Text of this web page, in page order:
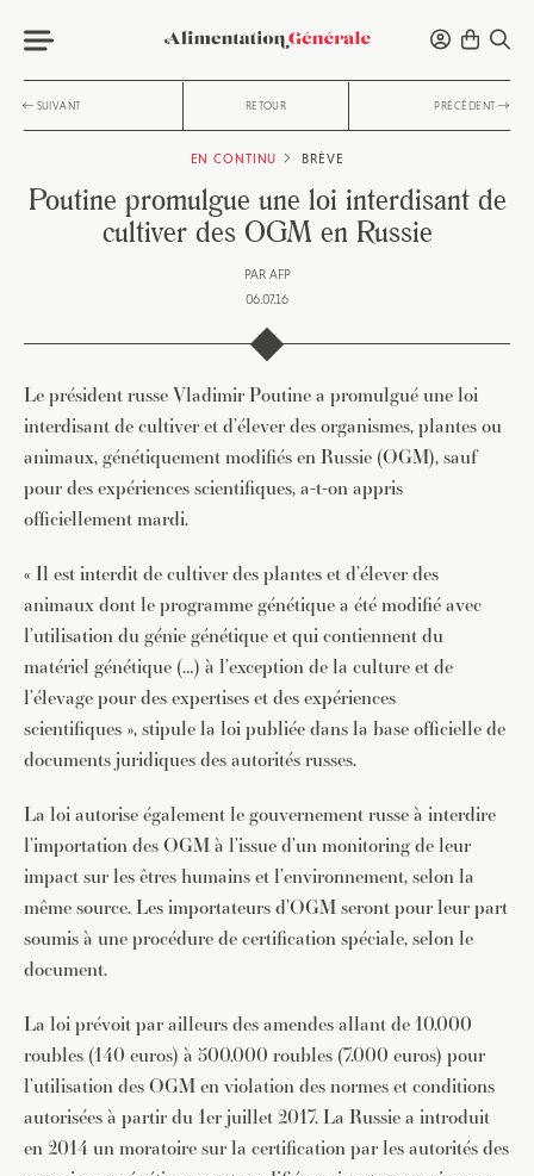
SUIVANT RETOUR PRÉCÉDENT
EN CONTINU BRÈVE
Poutine promulgue une loi interdisant de
cultiver des OGM en Russie
PAR AFP
06.07.16
Le président russe Vladimir Poutine a promulgué une loi
interdisant de cultiver et d’élever des organismes, plantes ou
animaux, génétiquement modifiés en Russie (OGM), sauf
pour des expériences scientifiques, a-t-on appris
officiellement mardi.
« Il est interdit de cultiver des plantes et d’élever des
animaux dont le programme génétique a été modifié avec
l’utilisation du génie génétique et qui contiennent du
matériel génétique (…) à l’exception de la culture et de
l’élevage pour des expertises et des expériences
scientifiques », stipule la loi publiée dans la base officielle de
documents juridiques des autorités russes.
La loi autorise également le gouvernement russe à interdire
l’importation des OGM à l’issue d’un monitoring de leur
impact sur les êtres humains et l’environnement, selon la
même source. Les importateurs d’OGM seront pour leur part
soumis à une procédure de certification spéciale, selon le
document.
La loi prévoit par ailleurs des amendes allant de 10.000
roubles (140 euros) à 500.000 roubles (7.000 euros) pour
l’utilisation des OGM en violation des normes et conditions
autorisées à partir du 1er juillet 2017. La Russie a introduit
en 2014 un moratoire sur la certification par les autorités des